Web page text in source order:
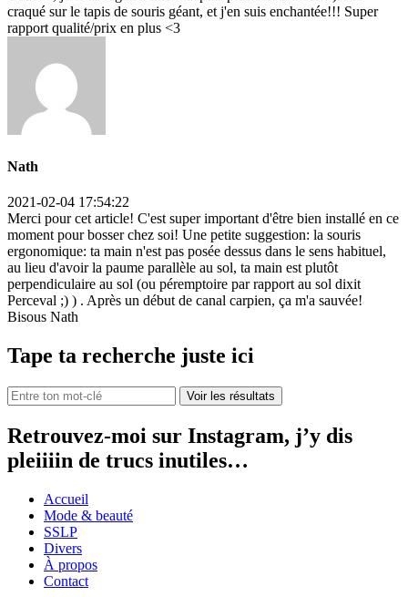
craqué sur le tapis de souris géant, et j'en suis enchantée!!! Super
rapport qualité/prix en plus <3
Nath
2021-02-04 17:54:22
Merci pour cet article! C'est super important d'être bien installé en ce
moment pour bosser chez soi! Une petite suggestion: la souris
ergonomique: ta main n'est pas posée dessus dans le sens habituel,
au lieu d'avoir la paume parallèle au sol, ta main est plutôt
perpendiculaire au sol (ou péremptoire par rapport au sol dixit
Perceval ;) ) . Après un début de canal carpien, ça m'a sauvée!
Bisous Nath
Tape ta recherche juste ici
Retrouvez-moi sur Instagram, j’y dis
pleiiiin de trucs inutiles…
Accueil
Mode & beauté
SSLP
Divers
À propos
Contact